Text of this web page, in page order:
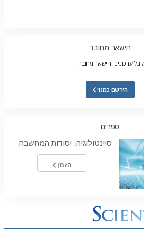
הישאר מחובר
קבל עדכונים והישאר מחובר.
הירשם כמנוי
ספרים
סיינטולוגיה: יסודות המחשבה
הזמן